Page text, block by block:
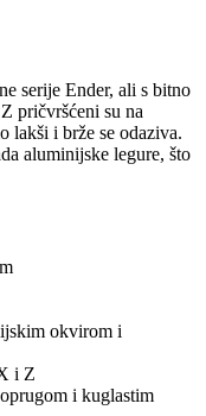
serije Ender, ali s bitno
pričvršćeni su na
lakši i brže se odaziva.
aluminijske legure, što
okvirom i
i Z
i kuglastim